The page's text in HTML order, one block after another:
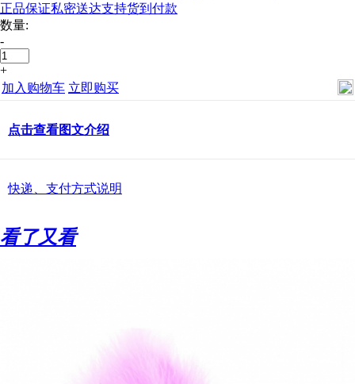
正品保证私密送达支持货到付款
数量:
-
+
加入购物车 立即购买
点击查看图文介绍
快递、支付方式说明
看了又看